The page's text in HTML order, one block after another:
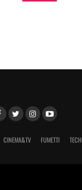
CINEMA&TV FUMETTI TECH